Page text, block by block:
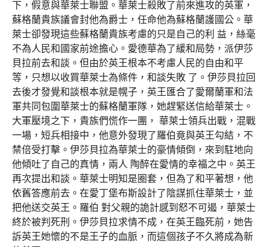
下，假意與華萊士聯盟。華萊士殺敗了前來進攻的英軍，
蘇格蘭貴族議會封他為爵士，任命他為蘇格蘭護國公。華
萊士卻發現這些蘇格蘭貴族考慮的只是自己的利 益，絲毫
不為人民和國家前途擔心。愛德華為了緩和局勢，派伊莎
貝拉前去和談。但由於英王根本不考慮人民的自由和平
等，只想以收買華萊士為條件，和談失敗 了。伊莎貝拉回
去後才發覺和談根本就是幌子，英王匯合了愛爾蘭軍和法
軍共同包圍華萊士的蘇格蘭軍隊，她趕緊送信給華萊士。
大軍壓境之下，貴族們慌作一團， 華萊士領兵出戰，混戰
一場，短兵相接中，他意外發現了羅伯竟與英王勾結，不
禁倍受打擊。伊莎貝拉為華萊士的豪情傾倒，來到駐地向
他傾吐了自己的真情，兩人 陶醉在愛情的幸福之中。英王
再次提出和談。華萊士明知是圈套，但為了和平著想，他
依舊答應前去。在愛丁堡布斯設計了陰謀抓住華萊士，並
把他送交英王。羅伯 對父親的詭計感到怒不可遏，華萊士
終於被判死刑。伊莎貝拉求情不成，在英王臨死前，她告
訴英王她懷的不是王子的血脈，而這個孩子不久將成為新